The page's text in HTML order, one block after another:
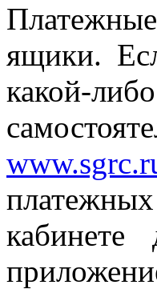
ящики.
какой-
кабинете